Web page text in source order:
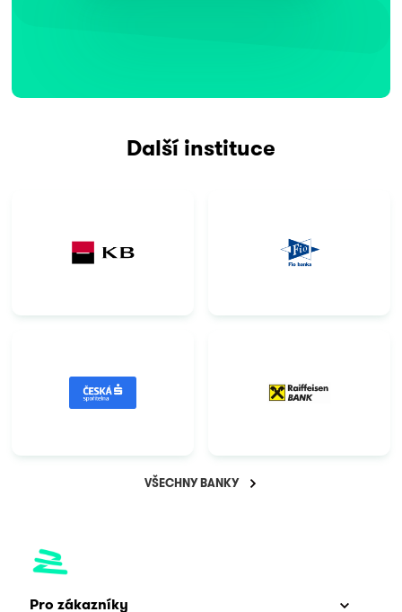
Další instituce
VŠECHNY BANKY
Pro zákazníky